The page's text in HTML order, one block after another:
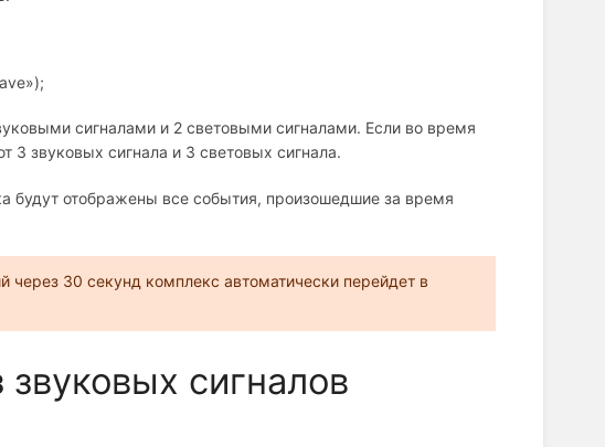
сигналами и 2 световыми сигналами. Если во время
звуковых сигнала и 3 световых сигнала.
будут отображены все события, произошедшие за время
через 30 секунд комплекс автоматически перейдет в
сигналов